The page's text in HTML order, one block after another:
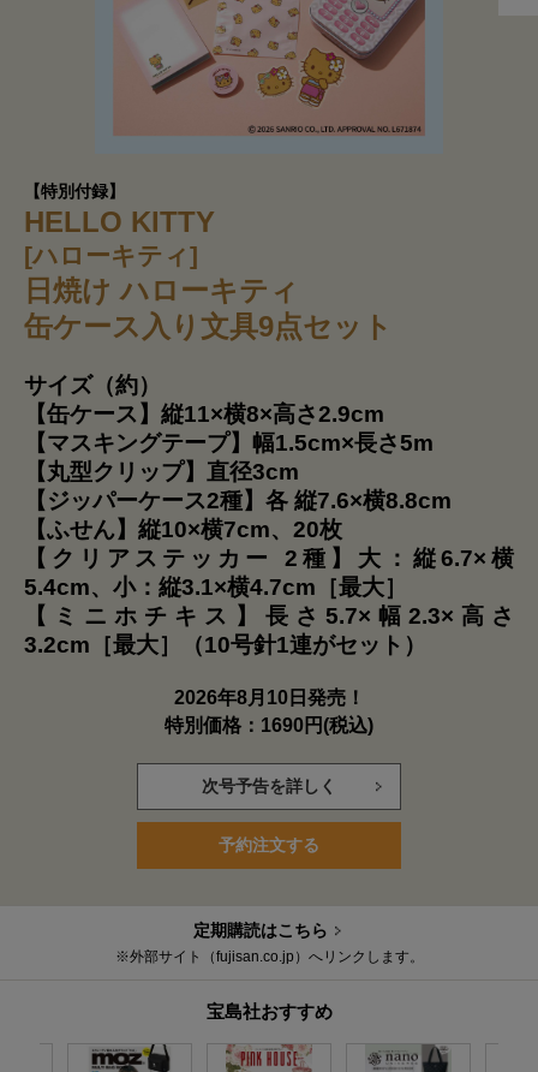
【特別付録】
HELLO KITTY
[ハローキティ]
日焼け ハローキティ
缶ケース入り文具9点セット
サイズ（約）
【缶ケース】縦11×横8×高さ2.9cm
【マスキングテープ】幅1.5cm×長さ5m
【丸型クリップ】直径3cm
【ジッパーケース2種】各 縦7.6×横8.8cm
【ふせん】縦10×横7cm、20枚
【クリアステッカー 2種】大：縦6.7×横
5.4cm、小：縦3.1×横4.7cm［最大］
【ミニホチキス】長さ5.7×幅2.3×高さ
3.2cm［最大］（10号針1連がセット）
2026年8月10日発売！
特別価格：1690円(税込)
次号予告を詳しく
予約注文する
定期購読はこちら
※外部サイト（fujisan.co.jp）へリンクします。
宝島社おすすめ